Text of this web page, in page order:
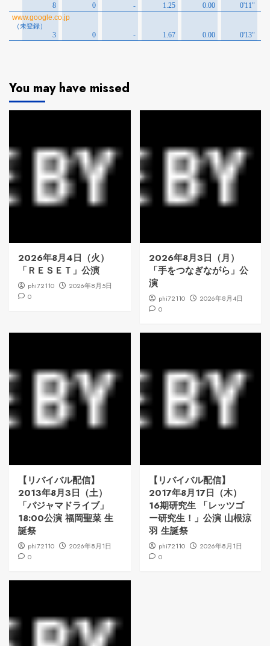
You may have missed
2026年8月4日（火）
「ＲＥＳＥＴ」公演
phi72110
2026年8月5日
0
2026年8月3日（月）
「手をつなぎながら」公
演
phi72110
2026年8月4日
0
【リバイバル配信】
2013年8月3日（土）
「パジャマドライブ」
18:00公演 福岡聖菜 生
誕祭
phi72110
2026年8月1日
0
【リバイバル配信】
2017年8月17日（木）
16期研究生 「レッツゴ
ー研究生！」公演 山根涼
羽 生誕祭
phi72110
2026年8月1日
0